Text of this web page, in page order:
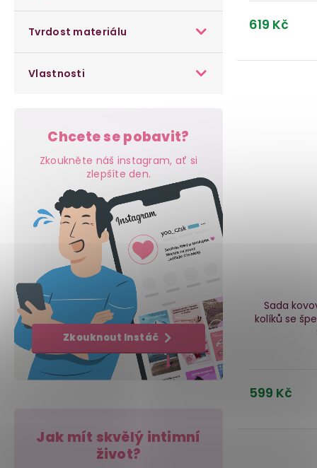
e
l
Tvrdost materiálu
Vlastnosti
Chcete se pobavit?
Zkoukněte náš instagram, ať si
zlepšíte den.
Zkouknout Instáč
Jak mít skvělý intimní
život?
ů
619 Kč
Sada
kolíků se
599 Kč